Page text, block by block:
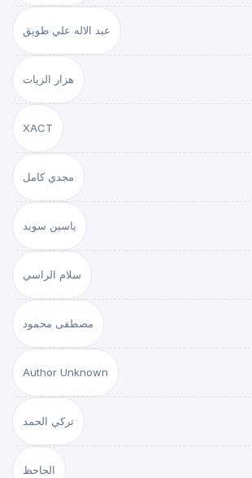
عبد الاله علي طويق
هزار الزيات
XACT
مجدي كامل
ياسين سويد
سلام الراسي
مصطفى محمود
Author Unknown
تركي الحمد
الجاحظ